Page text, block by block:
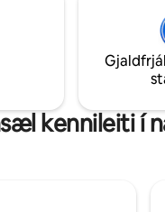
þar sem þú getur notið
pöbba og litla
fullbúið eldhús
net gera þetta að
pör og
kennileiti í